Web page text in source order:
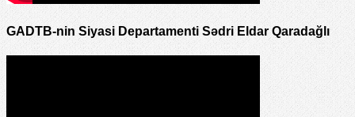
GADTB-nin Siyasi Departamenti Sədri Eldar Qaradağlı